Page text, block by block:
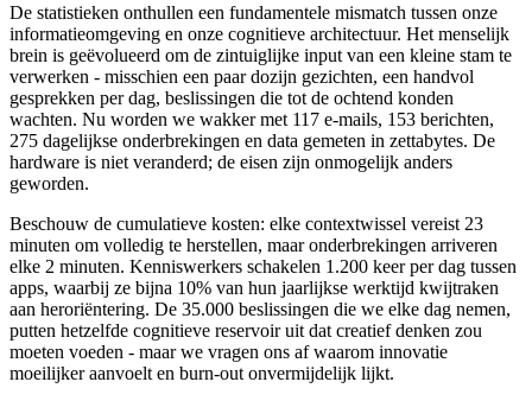
De statistieken onthullen een fundamentele mismatch tussen onze
informatieomgeving en onze cognitieve architectuur. Het menselijk
brein is geëvolueerd om de zintuiglijke input van een kleine stam te
verwerken - misschien een paar dozijn gezichten, een handvol
gesprekken per dag, beslissingen die tot de ochtend konden
wachten. Nu worden we wakker met 117 e-mails, 153 berichten,
275 dagelijkse onderbrekingen en data gemeten in zettabytes. De
hardware is niet veranderd; de eisen zijn onmogelijk anders
geworden.
Beschouw de cumulatieve kosten: elke contextwissel vereist 23
minuten om volledig te herstellen, maar onderbrekingen arriveren
elke 2 minuten. Kenniswerkers schakelen 1.200 keer per dag tussen
apps, waarbij ze bijna 10% van hun jaarlijkse werktijd kwijtraken
aan heroriëntering. De 35.000 beslissingen die we elke dag nemen,
putten hetzelfde cognitieve reservoir uit dat creatief denken zou
moeten voeden - maar we vragen ons af waarom innovatie
moeilijker aanvoelt en burn-out onvermijdelijk lijkt.